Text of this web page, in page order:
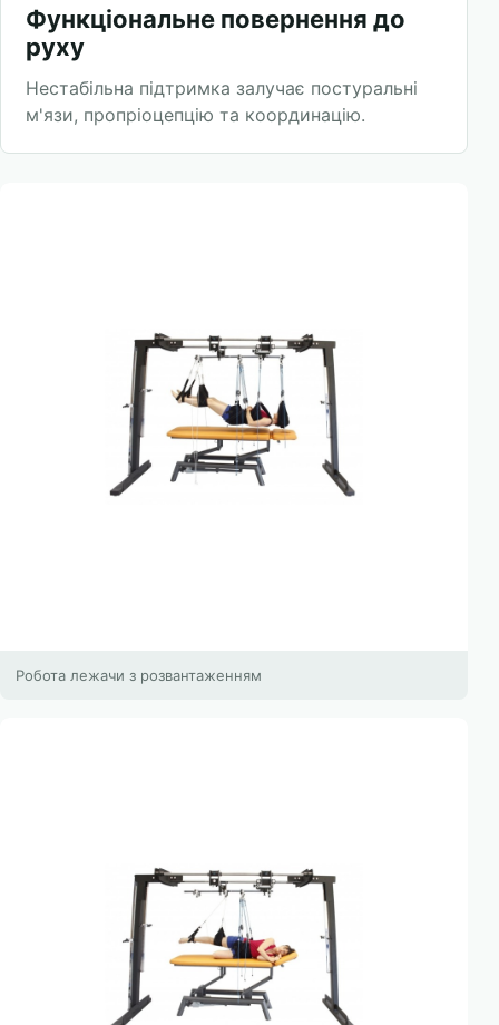
Функціональне повернення до
руху
Нестабільна підтримка залучає постуральні
м'язи, пропріоцепцію та координацію.
Робота лежачи з розвантаженням